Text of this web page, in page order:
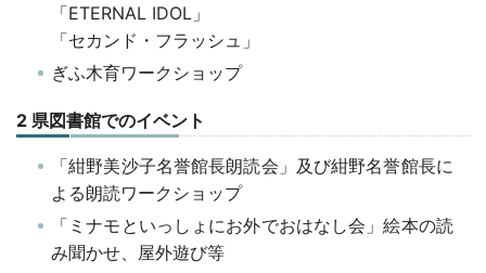
「ETERNAL IDOL」
「セカンド・フラッシュ」
ぎふ木育ワークショップ
2 県図書館でのイベント
「紺野美沙子名誉館長朗読会」及び紺野名誉館長に
よる朗読ワークショップ
「ミナモといっしょにお外でおはなし会」絵本の読
み聞かせ、屋外遊び等